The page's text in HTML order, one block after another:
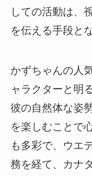
しての活動は、
を伝える手段と
かずちゃんの人
ャラクターと明
彼の自然体な姿
を楽しむことで
も多彩で、ウエ
務を経て、カナ